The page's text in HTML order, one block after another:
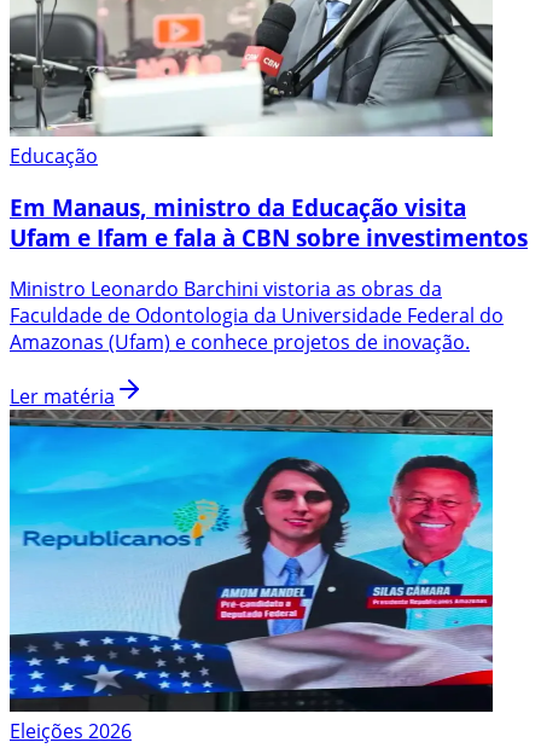
Educação
Em Manaus, ministro da Educação visita
Ufam e Ifam e fala à CBN sobre investimentos
Ministro Leonardo Barchini vistoria as obras da
Faculdade de Odontologia da Universidade Federal do
Amazonas (Ufam) e conhece projetos de inovação.
Ler matéria
Eleições 2026